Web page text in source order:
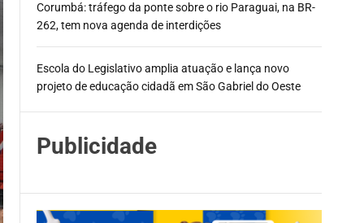
Corumbá: tráfego da ponte sobre o rio Paraguai, na BR-
262, tem nova agenda de interdições
Escola do Legislativo amplia atuação e lança novo
projeto de educação cidadã em São Gabriel do Oeste
Publicidade